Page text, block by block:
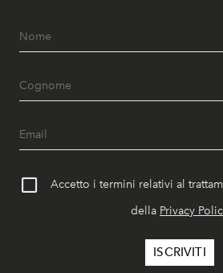
Accetto i termini relativi al
della Privacy